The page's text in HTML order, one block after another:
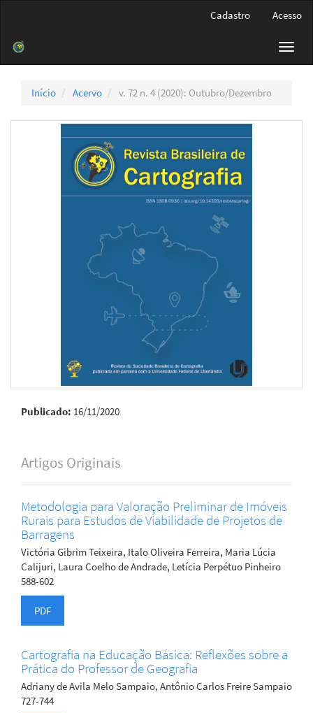
Barra
Cadastro Acesso
Início Acervo v. 72 n. 4 (2020): Outubro/Dezembro
Publicado: 16/11/2020
Artigos Originais
Metodologia para Valoração Preliminar de Imóveis
Rurais para Estudos de Viabilidade de Projetos de
Barragens
Victória Gibrim Teixeira, Italo Oliveira Ferreira, Maria Lúcia
Calijuri, Laura Coelho de Andrade, Letícia Perpétuo Pinheiro
588-602
PDF
Cartografia na Educação Básica: Reflexões sobre a
Prática do Professor de Geografia
Adriany de Avila Melo Sampaio, Antônio Carlos Freire Sampaio
727-744